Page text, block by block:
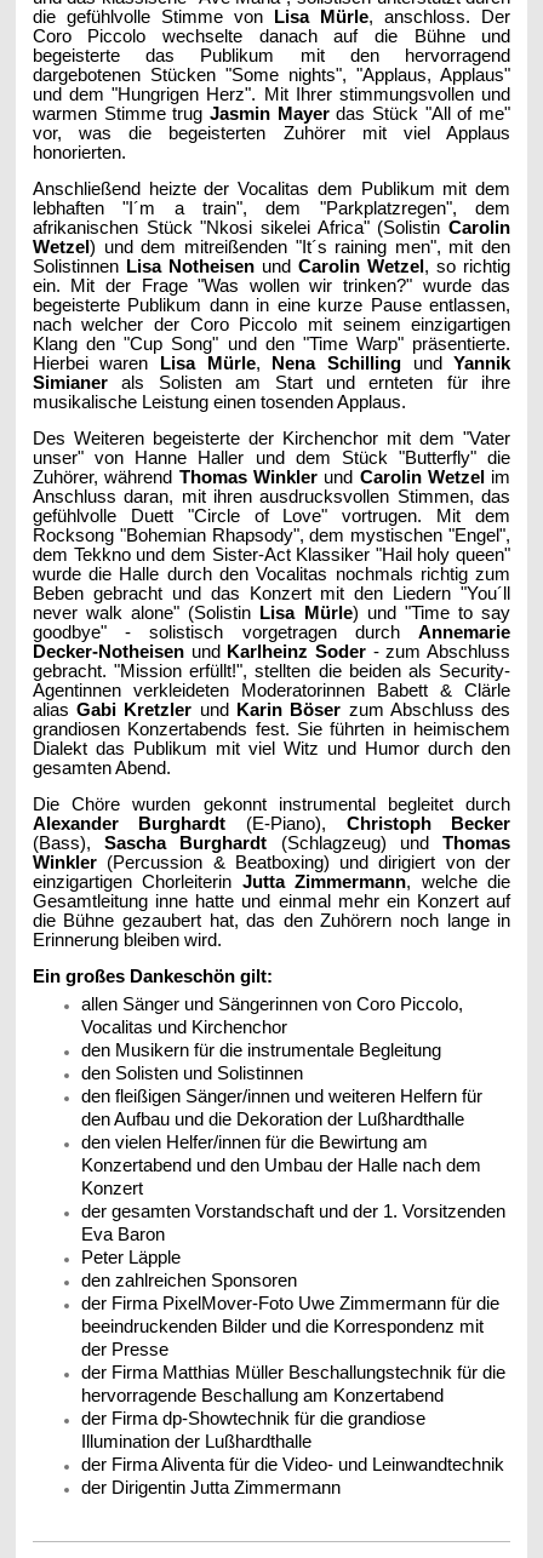
die gefühlvolle Stimme von
Lisa Mürle, anschloss. Der
Coro Piccolo wechselte danach auf die Bühne und
begeisterte das Publikum mit den hervorragend
dargebotenen Stücken "Some nights", "Applaus, Applaus"
und dem "Hungrigen Herz". Mit Ihrer stimmungsvollen und
warmen Stimme trug Jasmin Mayerdas Stück "All of me"
vor, was die begeisterten Zuhörer mit viel Applaus
honorierten.
Anschließend heizte der Vocalitas dem Publikum mit dem
lebhaften "I´m a train", dem "Parkplatzregen", dem
afrikanischen Stück "Nkosi sikelei Africa" (SolistinCarolin
Wetzel ) und dem mitreißenden "It´s raining men", mit den
Solistinnen Lisa NotheisenundCarolin Wetzel , so richtig
ein. Mit der Frage "Was wollen wir trinken?" wurde das
begeisterte Publikum dann in eine kurze Pause entlassen,
nach welcher der Coro Piccolo mit seinem einzigartigen
Klang den "Cup Song" und den "Time Warp" präsentierte.
Hierbei waren
Lisa Mürle, Nena SchillingundYannik
Simianerals Solisten am Start und ernteten für ihre
musikalische Leistung einen tosenden Applaus.
Des Weiteren begeisterte der Kirchenchor mit dem "Vater
unser" von Hanne Haller und dem Stück "Butterfly" die
Zuhörer, während Thomas Winklerund Carolin Wetzel
im
Anschluss daran, mit ihren ausdrucksvollen Stimmen, das
gefühlvolle Duett "Circle of Love" vortrugen. Mit dem
Rocksong "Bohemian Rhapsody", dem mystischen "Engel",
dem Tekkno und dem Sister-Act Klassiker "Hail holy queen"
wurde die Halle durch den Vocalitas nochmals richtig zum
Beben gebracht und das Konzert mit den Liedern "You´ll
never walk alone" (Solistin
Lisa Mürle) und "Time to say
goodbye" - solistisch vorgetragen durchAnnemarie
Decker-Notheisenund Karlheinz Soder - zum Abschluss
gebracht. "Mission erfüllt!", stellten die beiden als Security-
Agentinnen verkleideten Moderatorinnen Babett & Clärle
aliasGabi Kretzler und Karin Böser zum Abschluss des
grandiosen Konzertabends fest. Sie führten in heimischem
Dialekt das Publikum mit viel Witz und Humor durch den
gesamten Abend.
Die Chöre wurden gekonnt instrumental begleitet durch
Alexander Burghardt (E-Piano), Christoph Becker
(Bass),Sascha Burghardt (Schlagzeug) undThomas
Winkler(Percussion & Beatboxing) und dirigiert von der
einzigartigen Chorleiterin Jutta Zimmermann, welche die
Gesamtleitung inne hatte und einmal mehr ein Konzert auf
die Bühne gezaubert hat, das den Zuhörern noch lange in
Erinnerung bleiben wird.
Ein großes Dankeschön gilt:
allen Sänger und Sängerinnen von Coro Piccolo,
Vocalitas und Kirchenchor
den Musikern für die instrumentale Begleitung
den Solisten und Solistinnen
den fleißigen Sänger/innen und weiteren Helfern für
den Aufbau und die Dekoration der Lußhardthalle
den vielen Helfer/innen für die Bewirtung am
Konzertabend und den Umbau der Halle nach dem
Konzert
der gesamten Vorstandschaft und der 1. Vorsitzenden
Eva Baron
Peter Läpple
den zahlreichen Sponsoren
der Firma PixelMover-Foto Uwe Zimmermann für die
beeindruckenden Bilder und die Korrespondenz mit
der Presse
der Firma Matthias Müller Beschallungstechnik für die
hervorragende Beschallung am Konzertabend
der Firma dp-Showtechnik für die grandiose
Illumination der Lußhardthalle
der Firma Aliventa für die Video- und Leinwandtechnik
der Dirigentin Jutta Zimmermann